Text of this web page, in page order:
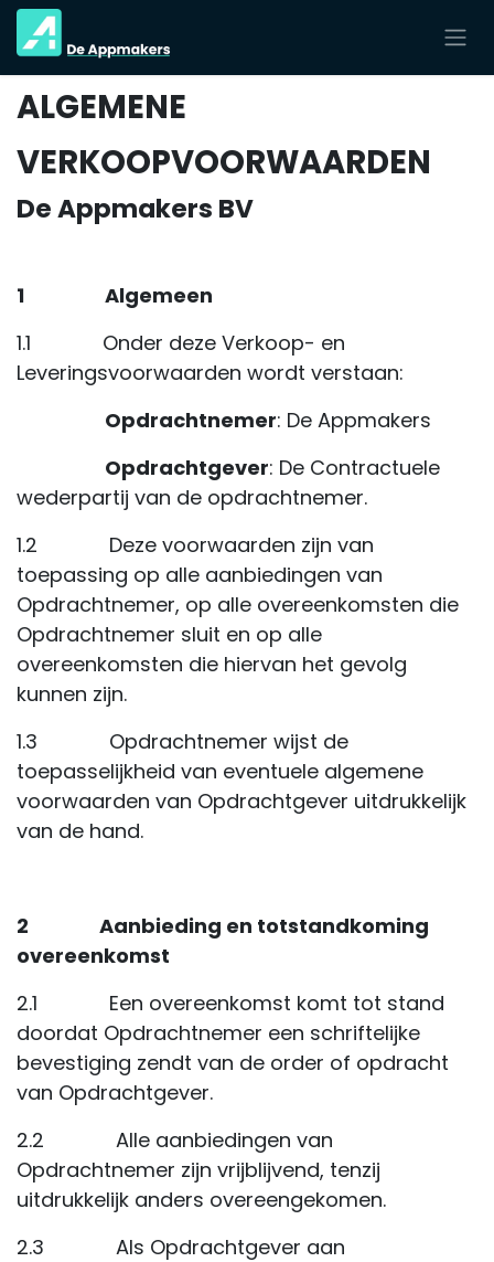
Overslaan naar inhoud
ALGEMENE
VERKOOPVOORWAARDEN
De Appmakers BV
1
​Algemeen
1.1 Onder deze Verkoop- en
Leveringsvoorwaarden wordt verstaan:
Opdrachtnemer: De Appmakers
Opdrachtgever: De Contractuele
wederpartij van de opdrachtnemer.
1.2 Deze voorwaarden zijn van
toepassing op alle aanbiedingen van
Opdrachtnemer, op alle overeenkomsten die
Opdrachtnemer sluit en op alle
overeenkomsten die hiervan het gevolg
kunnen zijn.
1.3 Opdrachtnemer wijst de
toepasselijkheid van eventuele algemene
voorwaarden van Opdrachtgever uitdrukkelijk
van de hand.
2 Aanbieding en totstandkoming
overeenkomst
2.1 Een overeenkomst komt tot stand
doordat Opdrachtnemer een schriftelijke
bevestiging zendt van de order of opdracht
van Opdrachtgever.
2.2 Alle aanbiedingen van
Opdrachtnemer zijn vrijblijvend, tenzij
uitdrukkelijk anders overeengekomen.
2.3 Als Opdrachtgever aan